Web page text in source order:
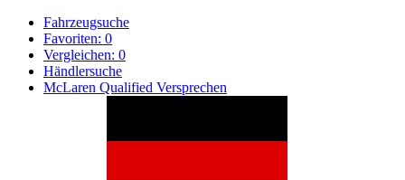
Fahrzeugsuche
Favoriten: 0
Vergleichen: 0
Händlersuche
McLaren Qualified Versprechen